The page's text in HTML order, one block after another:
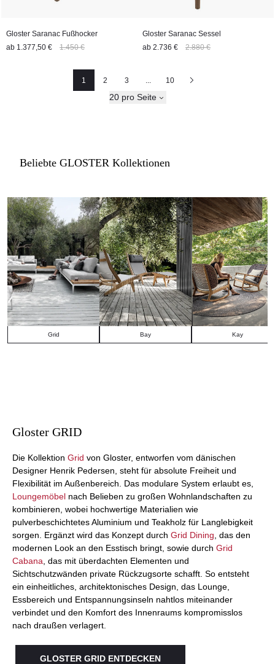
Gloster Saranac Fußhocker
ab 1.377,50 € 1.450 €
Gloster Saranac Sessel
ab 2.736 € 2.880 €
Seite
1
Seite
2
Seite
3 10
Nächste
20 pro Seite
Beliebte GLOSTER Kollektionen
Grid Bay Kay
Gloster GRID
Die Kollektion Grid von Gloster, entworfen vom dänischen
Designer Henrik Pedersen, steht für absolute Freiheit und
Flexibilität im Außenbereich. Das modulare System erlaubt es,
Loungemöbel nach Belieben zu großen Wohnlandschaften zu
kombinieren, wobei hochwertige Materialien wie
pulverbeschichtetes Aluminium und Teakholz für Langlebigkeit
sorgen. Ergänzt wird das Konzept durch Grid Dining , das den
modernen Look an den Esstisch bringt, sowie durch Grid
Cabana , das mit überdachten Elementen und
Sichtschutzwänden private Rückzugsorte schafft. So entsteht
ein einheitliches, architektonisches Design, das Lounge,
Essbereich und Entspannungsinseln nahtlos miteinander
verbindet und den Komfort des Innenraums kompromisslos
nach draußen verlagert.
GLOSTER GRID ENTDECKEN